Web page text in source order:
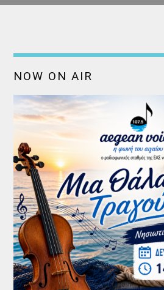
NOW ON AIR